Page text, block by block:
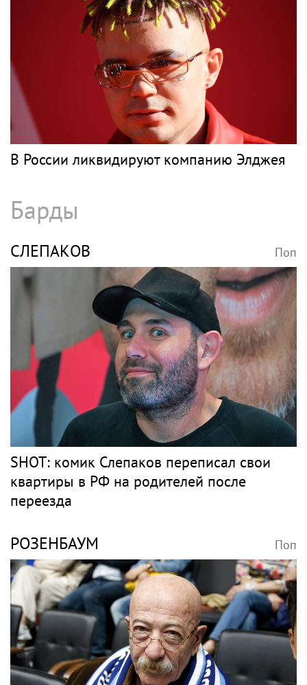
ДЖИГАН
Раздел имущества, отмена брачного
контракта и новые слухи: как живет
Джиган после развода с Оксаной
Самойловой
ЭЛДЖЕЙ Поп
В России ликвидируют компанию Элджея
Барды
СЛЕПАКОВ Поп